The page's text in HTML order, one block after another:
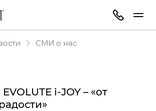
СМИ о нас
i‑JOY – «от